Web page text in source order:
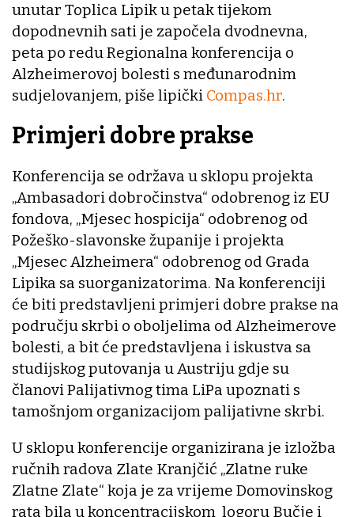
unutar Toplica Lipik u petak tijekom
dopodnevnih sati je započela dvodnevna,
peta po redu Regionalna konferencija o
Alzheimerovoj bolesti s međunarodnim
sudjelovanjem, piše lipički Compas.hr.
Primjeri dobre prakse
Konferencija se održava u sklopu projekta
„Ambasadori dobročinstva“ odobrenog iz EU
fondova, „Mjesec hospicija“ odobrenog od
Požeško-slavonske županije i projekta
„Mjesec Alzheimera“ odobrenog od Grada
Lipika sa suorganizatorima. Na konferenciji
će biti predstavljeni primjeri dobre prakse na
području skrbi o oboljelima od Alzheimerove
bolesti, a bit će predstavljena i iskustva sa
studijskog putovanja u Austriju gdje su
članovi Palijativnog tima LiPa upoznati s
tamošnjom organizacijom palijativne skrbi.
U sklopu konferencije organizirana je izložba
ručnih radova Zlate Kranjčić „Zlatne ruke
Zlatne Zlate“ koja je za vrijeme Domovinskog
rata bila u koncentracijskom logoru Bučje i